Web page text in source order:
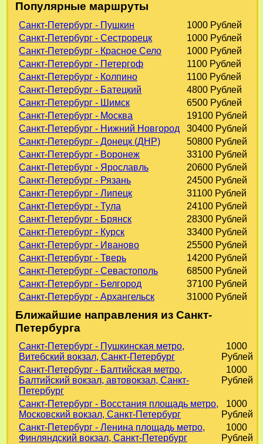
Популярные маршруты
Санкт-Петербург - Пушкин
1000 Рублей
Санкт-Петербург - Сестрорецк
1000 Рублей
Санкт-Петербург - Красное Село
1000 Рублей
Санкт-Петербург - Петергоф
1100 Рублей
Санкт-Петербург - Колпино
1100 Рублей
Санкт-Петербург - Батецкий
4800 Рублей
Санкт-Петербург - Шимск
6500 Рублей
Санкт-Петербург - Москва
19100 Рублей
Санкт-Петербург - Нижний Новгород
30400 Рублей
Санкт-Петербург - Донецк (ДНР)
50800 Рублей
Санкт-Петербург - Воронеж
33100 Рублей
Санкт-Петербург - Ярославль
20600 Рублей
Санкт-Петербург - Рязань
24500 Рублей
Санкт-Петербург - Липецк
31100 Рублей
Санкт-Петербург - Тула
24100 Рублей
Санкт-Петербург - Брянск
28300 Рублей
Санкт-Петербург - Курск
33400 Рублей
Санкт-Петербург - Иваново
25500 Рублей
Санкт-Петербург - Тверь
14200 Рублей
Санкт-Петербург - Севастополь
68500 Рублей
Санкт-Петербург - Белгород
37100 Рублей
Санкт-Петербург - Архангельск
31000 Рублей
Ближайшие направления из Санкт-
Петербурга
Санкт-Петербург - Пушкинская метро,
Витебский вокзал, Санкт-Петербург
1000
Рублей
Санкт-Петербург - Балтийская метро,
Балтийский вокзал, автовокзал, Санкт-
Петербург
1000
Рублей
Санкт-Петербург - Восстания площадь метро,
Московский вокзал, Санкт-Петербург
1000
Рублей
Санкт-Петербург - Ленина площадь метро,
Финляндский вокзал, Санкт-Петербург
1000
Рублей